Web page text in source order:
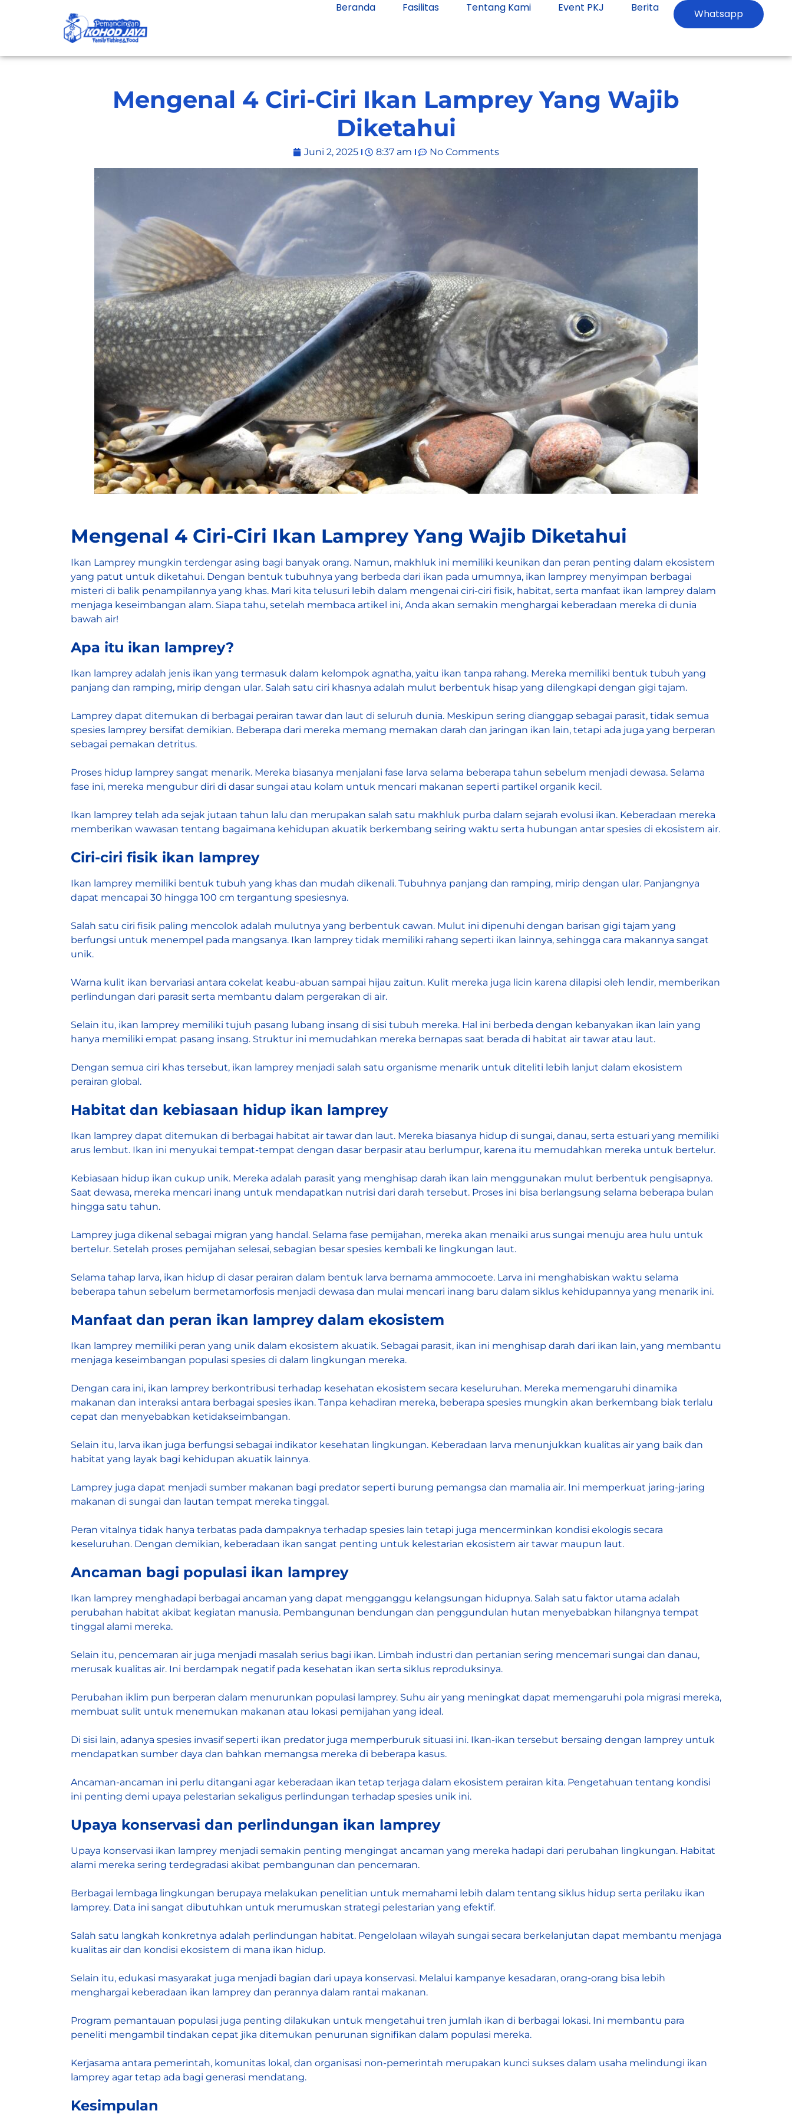
Beranda Fasilitas Tentang Kami Event PKJ Berita Whatsapp
Mengenal 4 Ciri-Ciri Ikan Lamprey Yang Wajib
Diketahui
Juni 2, 2025 8:37 am No Comments
Mengenal 4 Ciri-Ciri Ikan Lamprey Yang Wajib Diketahui
Ikan Lamprey mungkin terdengar asing bagi banyak orang. Namun, makhluk ini memiliki keunikan dan peran penting dalam ekosistem
yang patut untuk diketahui. Dengan bentuk tubuhnya yang berbeda dari ikan pada umumnya, ikan lamprey menyimpan berbagai
misteri di balik penampilannya yang khas. Mari kita telusuri lebih dalam mengenai ciri-ciri fisik, habitat, serta manfaat ikan lamprey dalam
menjaga keseimbangan alam. Siapa tahu, setelah membaca artikel ini, Anda akan semakin menghargai keberadaan mereka di dunia
bawah air!
Apa itu ikan lamprey?
Ikan lamprey adalah jenis ikan yang termasuk dalam kelompok agnatha, yaitu ikan tanpa rahang. Mereka memiliki bentuk tubuh yang
panjang dan ramping, mirip dengan ular. Salah satu ciri khasnya adalah mulut berbentuk hisap yang dilengkapi dengan gigi tajam.
Lamprey dapat ditemukan di berbagai perairan tawar dan laut di seluruh dunia. Meskipun sering dianggap sebagai parasit, tidak semua
spesies lamprey bersifat demikian. Beberapa dari mereka memang memakan darah dan jaringan ikan lain, tetapi ada juga yang berperan
sebagai pemakan detritus.
Proses hidup lamprey sangat menarik. Mereka biasanya menjalani fase larva selama beberapa tahun sebelum menjadi dewasa. Selama
fase ini, mereka mengubur diri di dasar sungai atau kolam untuk mencari makanan seperti partikel organik kecil.
Ikan lamprey telah ada sejak jutaan tahun lalu dan merupakan salah satu makhluk purba dalam sejarah evolusi ikan. Keberadaan mereka
memberikan wawasan tentang bagaimana kehidupan akuatik berkembang seiring waktu serta hubungan antar spesies di ekosistem air.
Ciri-ciri fisik ikan lamprey
Ikan lamprey memiliki bentuk tubuh yang khas dan mudah dikenali. Tubuhnya panjang dan ramping, mirip dengan ular. Panjangnya
dapat mencapai 30 hingga 100 cm tergantung spesiesnya.
Salah satu ciri fisik paling mencolok adalah mulutnya yang berbentuk cawan. Mulut ini dipenuhi dengan barisan gigi tajam yang
berfungsi untuk menempel pada mangsanya. Ikan lamprey tidak memiliki rahang seperti ikan lainnya, sehingga cara makannya sangat
unik.
Warna kulit ikan bervariasi antara cokelat keabu-abuan sampai hijau zaitun. Kulit mereka juga licin karena dilapisi oleh lendir, memberikan
perlindungan dari parasit serta membantu dalam pergerakan di air.
Selain itu, ikan lamprey memiliki tujuh pasang lubang insang di sisi tubuh mereka. Hal ini berbeda dengan kebanyakan ikan lain yang
hanya memiliki empat pasang insang. Struktur ini memudahkan mereka bernapas saat berada di habitat air tawar atau laut.
Dengan semua ciri khas tersebut, ikan lamprey menjadi salah satu organisme menarik untuk diteliti lebih lanjut dalam ekosistem
perairan global.
Habitat dan kebiasaan hidup ikan lamprey
Ikan lamprey dapat ditemukan di berbagai habitat air tawar dan laut. Mereka biasanya hidup di sungai, danau, serta estuari yang memiliki
arus lembut. Ikan ini menyukai tempat-tempat dengan dasar berpasir atau berlumpur, karena itu memudahkan mereka untuk bertelur.
Kebiasaan hidup ikan cukup unik. Mereka adalah parasit yang menghisap darah ikan lain menggunakan mulut berbentuk pengisapnya.
Saat dewasa, mereka mencari inang untuk mendapatkan nutrisi dari darah tersebut. Proses ini bisa berlangsung selama beberapa bulan
hingga satu tahun.
Lamprey juga dikenal sebagai migran yang handal. Selama fase pemijahan, mereka akan menaiki arus sungai menuju area hulu untuk
bertelur. Setelah proses pemijahan selesai, sebagian besar spesies kembali ke lingkungan laut.
Selama tahap larva, ikan hidup di dasar perairan dalam bentuk larva bernama ammocoete. Larva ini menghabiskan waktu selama
beberapa tahun sebelum bermetamorfosis menjadi dewasa dan mulai mencari inang baru dalam siklus kehidupannya yang menarik ini.
Manfaat dan peran ikan lamprey dalam ekosistem
Ikan lamprey memiliki peran yang unik dalam ekosistem akuatik. Sebagai parasit, ikan ini menghisap darah dari ikan lain, yang membantu
menjaga keseimbangan populasi spesies di dalam lingkungan mereka.
Dengan cara ini, ikan lamprey berkontribusi terhadap kesehatan ekosistem secara keseluruhan. Mereka memengaruhi dinamika
makanan dan interaksi antara berbagai spesies ikan. Tanpa kehadiran mereka, beberapa spesies mungkin akan berkembang biak terlalu
cepat dan menyebabkan ketidakseimbangan.
Selain itu, larva ikan juga berfungsi sebagai indikator kesehatan lingkungan. Keberadaan larva menunjukkan kualitas air yang baik dan
habitat yang layak bagi kehidupan akuatik lainnya.
Lamprey juga dapat menjadi sumber makanan bagi predator seperti burung pemangsa dan mamalia air. Ini memperkuat jaring-jaring
makanan di sungai dan lautan tempat mereka tinggal.
Peran vitalnya tidak hanya terbatas pada dampaknya terhadap spesies lain tetapi juga mencerminkan kondisi ekologis secara
keseluruhan. Dengan demikian, keberadaan ikan sangat penting untuk kelestarian ekosistem air tawar maupun laut.
Ancaman bagi populasi ikan lamprey
Ikan lamprey menghadapi berbagai ancaman yang dapat mengganggu kelangsungan hidupnya. Salah satu faktor utama adalah
perubahan habitat akibat kegiatan manusia. Pembangunan bendungan dan penggundulan hutan menyebabkan hilangnya tempat
tinggal alami mereka.
Selain itu, pencemaran air juga menjadi masalah serius bagi ikan. Limbah industri dan pertanian sering mencemari sungai dan danau,
merusak kualitas air. Ini berdampak negatif pada kesehatan ikan serta siklus reproduksinya.
Perubahan iklim pun berperan dalam menurunkan populasi lamprey. Suhu air yang meningkat dapat memengaruhi pola migrasi mereka,
membuat sulit untuk menemukan makanan atau lokasi pemijahan yang ideal.
Di sisi lain, adanya spesies invasif seperti ikan predator juga memperburuk situasi ini. Ikan-ikan tersebut bersaing dengan lamprey untuk
mendapatkan sumber daya dan bahkan memangsa mereka di beberapa kasus.
Ancaman-ancaman ini perlu ditangani agar keberadaan ikan tetap terjaga dalam ekosistem perairan kita. Pengetahuan tentang kondisi
ini penting demi upaya pelestarian sekaligus perlindungan terhadap spesies unik ini.
Upaya konservasi dan perlindungan ikan lamprey
Upaya konservasi ikan lamprey menjadi semakin penting mengingat ancaman yang mereka hadapi dari perubahan lingkungan. Habitat
alami mereka sering terdegradasi akibat pembangunan dan pencemaran.
Berbagai lembaga lingkungan berupaya melakukan penelitian untuk memahami lebih dalam tentang siklus hidup serta perilaku ikan
lamprey. Data ini sangat dibutuhkan untuk merumuskan strategi pelestarian yang efektif.
Salah satu langkah konkretnya adalah perlindungan habitat. Pengelolaan wilayah sungai secara berkelanjutan dapat membantu menjaga
kualitas air dan kondisi ekosistem di mana ikan hidup.
Selain itu, edukasi masyarakat juga menjadi bagian dari upaya konservasi. Melalui kampanye kesadaran, orang-orang bisa lebih
menghargai keberadaan ikan lamprey dan perannya dalam rantai makanan.
Program pemantauan populasi juga penting dilakukan untuk mengetahui tren jumlah ikan di berbagai lokasi. Ini membantu para
peneliti mengambil tindakan cepat jika ditemukan penurunan signifikan dalam populasi mereka.
Kerjasama antara pemerintah, komunitas lokal, dan organisasi non-pemerintah merupakan kunci sukses dalam usaha melindungi ikan
lamprey agar tetap ada bagi generasi mendatang.
Kesimpulan